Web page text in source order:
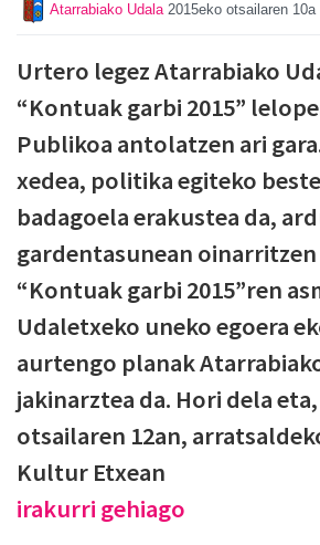
Atarrabiako Udala 2015eko otsailaren 10a
Urtero legez Atarrabiako
“Kontuak garbi 2015”
Publikoa antolatzen ari
xedea, politika egiteko
badagoela erakustea da,
gardentasunean oinarritzen
“Kontuak garbi 2015”ren
Udaletxeko uneko egoera
aurtengo planak
jakinarztea da. Hori dela
otsailaren 12an,
Kultur Etxean
irakurri gehiago